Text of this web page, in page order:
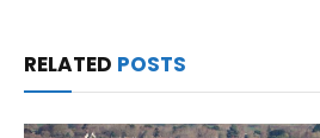
RELATED POSTS